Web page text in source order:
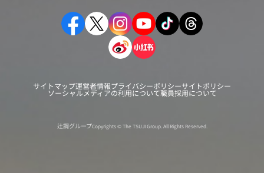
サイトマップ運営者情報プライバシーポリシーサイトポリシー
ソーシャルメディアの利用について職員採用について
辻調グループCopyrights © The TSUJI Group. All Rights Reserved.